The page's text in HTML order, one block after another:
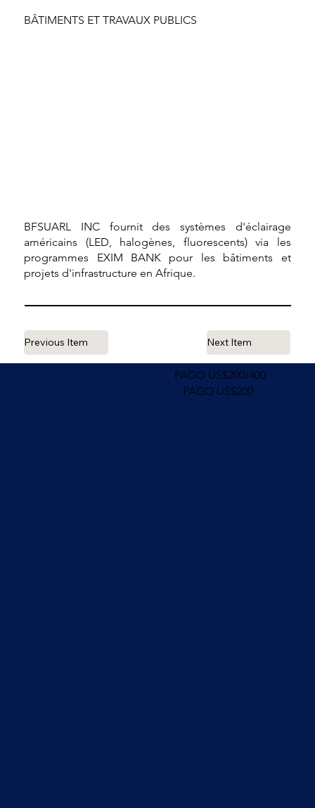
BÂTIMENTS ET TRAVAUX PUBLICS
BFSUARL INC fournit des systèmes d'éclairage
américains (LED, halogènes, fluorescents) via les
programmes EXIM BANK pour les bâtiments et
projets d'infrastructure en Afrique.
Previous Item Next Item
PAGO US$200/400
PAGO US$200